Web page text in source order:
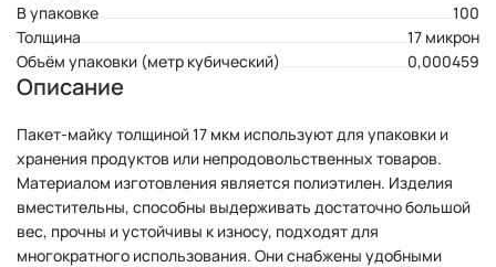
В упаковке
100
Толщина
17 микрон
Объём упаковки (метр кубический)
0,000459
Описание
Пакет-майку толщиной 17 мкм используют для упаковки и
хранения продуктов или непродовольственных товаров.
Материалом изготовления является полиэтилен. Изделия
вместительны, способны выдерживать достаточно большой
вес, прочны и устойчивы к износу, подходят для
многократного использования. Они снабжены удобными